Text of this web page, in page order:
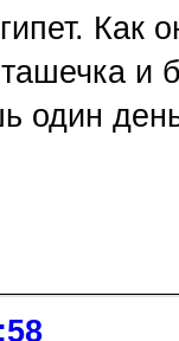
Как
и
один